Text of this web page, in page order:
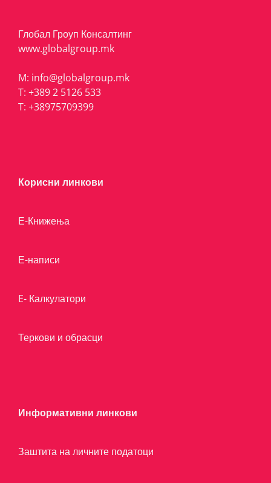
Глобал Гроуп Консалтинг
www.globalgroup.mk
M: info@globalgroup.mk
T: +389 2 5126 533
T: +38975709399
Корисни линкови
Е-Книжења
Е-написи
E- Калкулатори
Теркови и обрасци
Информативни линкови
Заштита на личните податоци